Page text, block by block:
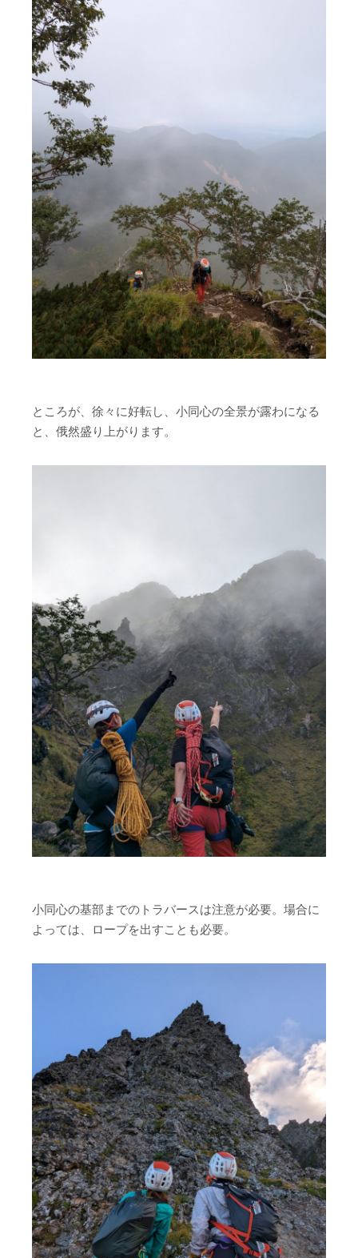
ところが、徐々に好転し、小同心の全景が露わになる
と、俄然盛り上がります。
小同心の基部までのトラバースは注意が必要。場合に
よっては、ロープを出すことも必要。